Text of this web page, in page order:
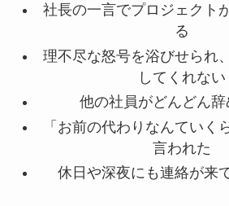
社長の一言でプロジェクト
る
理不尽な怒号を浴びせられ
してくれない
他の社員がどんどん辞
「お前の代わりなんていく
言われた
休日や深夜にも連絡が来